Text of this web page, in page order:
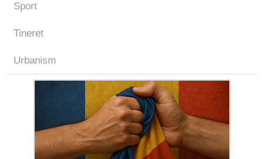
Sport
Tineret
Urbanism